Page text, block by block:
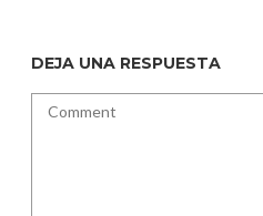
DEJA UNA RESPUESTA